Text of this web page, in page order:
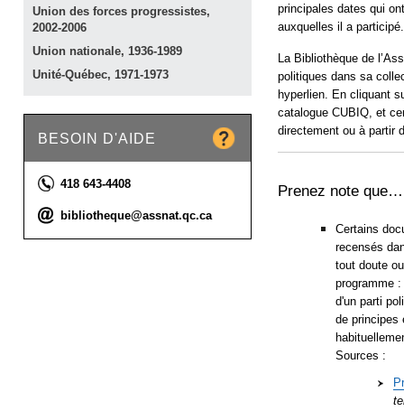
Union des forces progressistes,
2002-2006
Union nationale, 1936-1989
Unité-Québec, 1971-1973
BESOIN D'AIDE
Téléphone :
418 643-4408
Courriel :
bibliotheque@assnat.qc.ca
principales dates qui
auxquelles il a participé.
La Bibliothèque de
politiques dans sa
hyperlien. En cliquant
catalogue CUBIQ, et
directement ou à partir
Prenez note que…
Certains
recensés
tout doute
programme
d'un parti
de principes
Sources :